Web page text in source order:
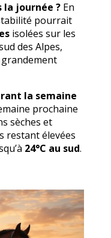
la journée ?En
pourrait
isolées sur les
des Alpes,
la semaine
prochaine
sèches et
restant élevées
24°C au sud.